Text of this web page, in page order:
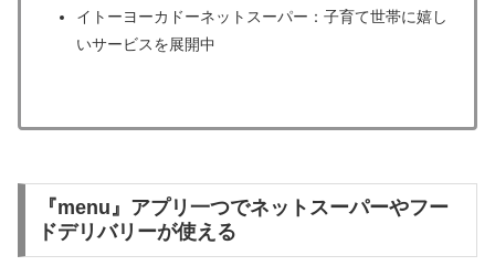
イトーヨーカドーネットスーパー：子育て世帯に嬉し
いサービスを展開中
『menu』アプリ一つでネットスーパーやフー
ドデリバリーが使える